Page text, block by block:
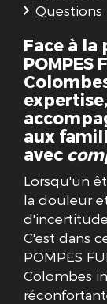
Questions
Face à la
POMPES
aux
avec
Lorsqu'un
la douleur
C'est dans
POMPES
Colombes